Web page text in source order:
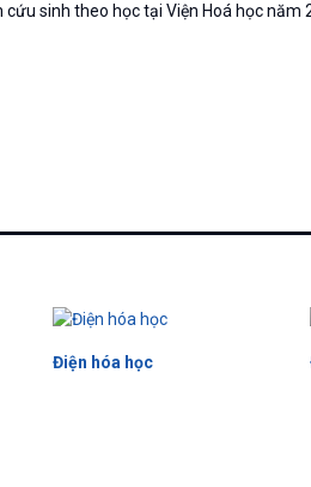
cứu sinh theo học tại Viện Hoá học năm
Điện hóa học